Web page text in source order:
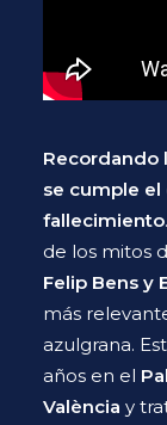
Recordando
se cumple el
fallecimiento.
de los mitos
Felip Bens y
más
azulgrana.
años en el
València y